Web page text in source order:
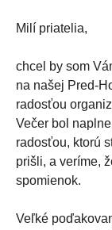
Milí priatelia,
chcel by som
na našej Pred-
radosťou
Večer bol
radosťou, ktorú
prišli, a veríme,
spomienok.
Veľké